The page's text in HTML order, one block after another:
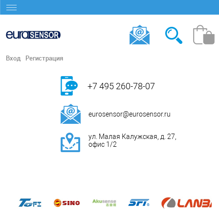
Вход Регистрация
+7 495 260-78-07
eurosensor@eurosensor.ru
ул. Малая Калужская, д. 27,
офис 1/2